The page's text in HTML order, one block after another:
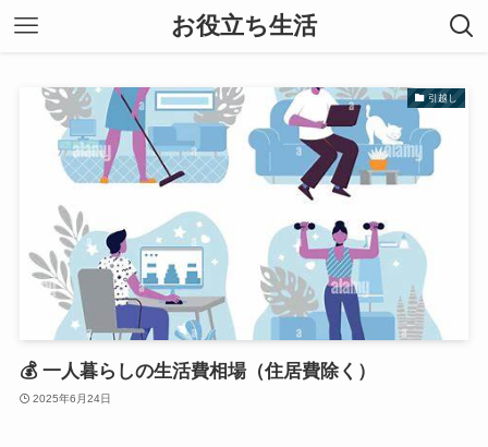
お役立ち生活
引越し
💰 一人暮らしの生活費相場（住居費除く）
2025年6月24日